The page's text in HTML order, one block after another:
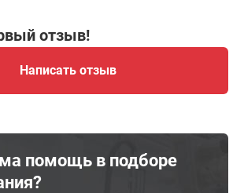
отзыв!
Написать отзыв
помощь в подборе